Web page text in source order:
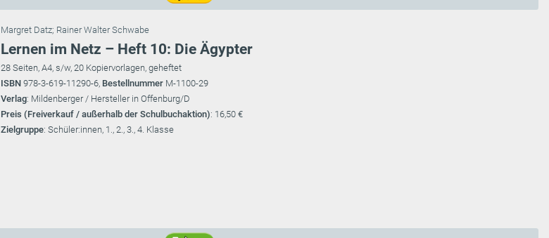
Margret Datz; Rainer Walter Schwabe
Lernen im Netz – Heft 10: Die Ägypter
28 Seiten, A4, s/w, 20 Kopiervorlagen, geheftet
ISBN 978-3-619-11290-6, Bestellnummer M-1100-29
Verlag: Mildenberger / Hersteller in Offenburg/D
Preis (Freiverkauf / außerhalb der Schulbuchaktion): 16,50 €
Zielgruppe: Schüler:innen, 1., 2., 3., 4. Klasse